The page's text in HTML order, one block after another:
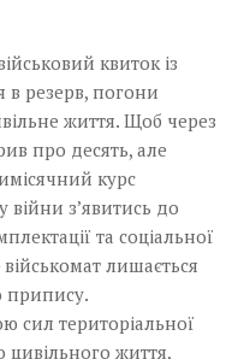
квиток із
резерв, погони
життя. Щоб через
про десять, але
курс
війни зʼявитись до
та соціальної
лишається
припису.
сил територіальної
життя,